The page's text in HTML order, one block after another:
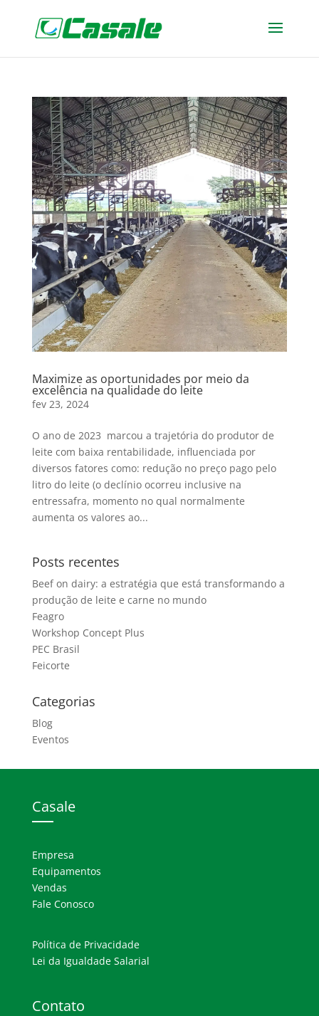
Maximize as oportunidades por meio da
excelência na qualidade do leite
fev 23, 2024
O ano de 2023 marcou a trajetória do produtor de
leite com baixa rentabilidade, influenciada por
diversos fatores como: redução no preço pago pelo
litro do leite (o declínio ocorreu inclusive na
entressafra, momento no qual normalmente
aumenta os valores ao...
Posts recentes
Beef on dairy: a estratégia que está transformando a
produção de leite e carne no mundo
Feagro
Workshop Concept Plus
PEC Brasil
Feicorte
Categorias
Blog
Eventos
Casale
Empresa
Equipamentos
Vendas
Fale Conosco
Política de Privacidade
Lei da Igualdade Salarial
Contato